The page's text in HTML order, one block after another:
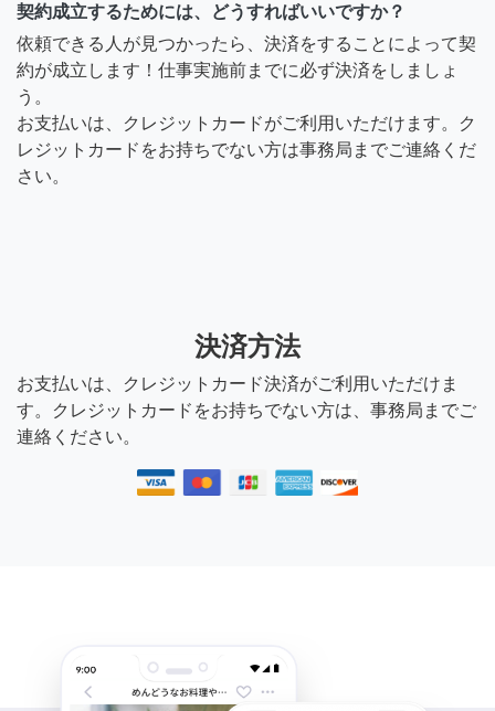
契約成立するためには、どうすればいいですか？
依頼できる人が見つかったら、決済をすることによって契
約が成立します！仕事実施前までに必ず決済をしましょ
う。
お支払いは、クレジットカードがご利用いただけます。ク
レジットカードをお持ちでない方は事務局までご連絡くだ
さい。
決済方法
お支払いは、クレジットカード決済がご利用いただけま
す。クレジットカードをお持ちでない方は、事務局までご
連絡ください。